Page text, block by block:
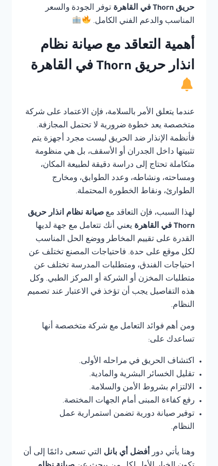
حريق Thorn في القاهرة
توفر الجودة والسعر
المناسب والدعم الفني الكامل.
أهمية التعاقد مع صيانة نظام
انذار حريق Thorn في القاهرة
عندما يتعلق الأمر بالسلامة، فإن الاعتماد على شركة
متخصصة يعد خطوة ضرورية لا تحتمل المجازفة.
فأنظمة الإنذار ضد الحريق ليست مجرد أجهزة يتم
تثبيتها داخل الجدران أو الأسقف، بل هي منظومة
متكاملة تحتاج إلى دراسة دقيقة لطبيعة المكان،
ومساحته، ونشاطه، وعدد الطوابق، ومخارج
الطوارئ، ونقاط الخطورة المحتملة.
لهذا السبب، فإن التعاقد مع صيانة نظام انذار حريق
Thorn في القاهرة
يعني أنك تتعامل مع جهة لديها
القدرة على تقييم المخاطر ووضع الحل المناسب
لكل موقع على حدة. فاحتياجات المصنع تختلف عن
احتياجات الفندق، ومتطلبات المدرسة تختلف عن
متطلبات المخزن أو الشركة أو المركز الطبي. وكل
هذه التفاصيل يجب أن تؤخذ في الاعتبار عند تصميم
النظام.
ومن أهم فوائد التعامل مع شركة متخصصة أنها
تساعدك على:
اكتشاف الحريق في مراحله الأولى.
تقليل الخسائر البشرية والمادية.
الالتزام بشروط الأمن والسلامة.
رفع كفاءة المبنى أمام الجهات المختصة.
توفير صيانة دورية تضمن استمرارية عمل
النظام.
وهنا يأتي دور أفضل أي بانل التي تسعى دائمًا إلى أن